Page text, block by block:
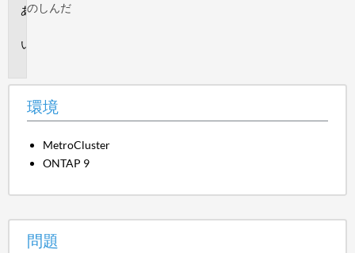
環
のしんだ
環境
MetroCluster
ONTAP 9
問題